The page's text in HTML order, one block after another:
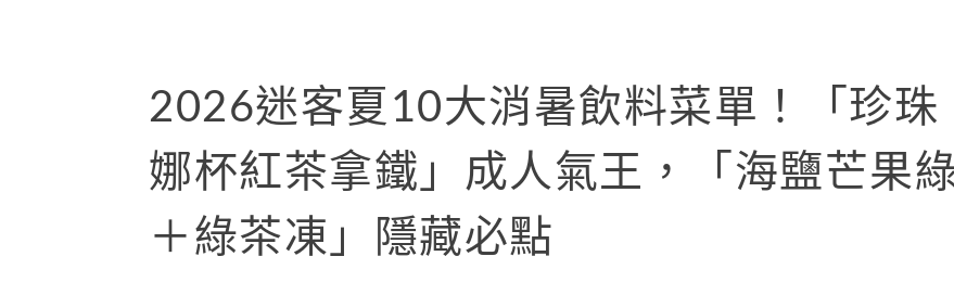
2026迷客夏10大消暑飲料菜單！「珍珠
娜杯紅茶拿鐵」成人氣王，「海鹽芒果
＋綠茶凍」隱藏必點